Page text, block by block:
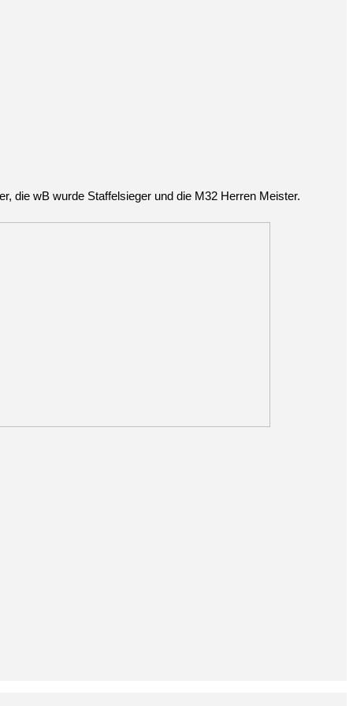
die ⁠wB wurde Staffelsieger und die ⁠M32 Herren Meister.